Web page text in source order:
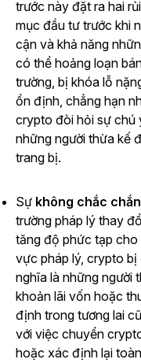
trước này đặt ra hai
mục đầu tư trước khi
cận và khả năng
có thể hoảng loạn
trường, bị khóa lỗ
ổn định, chẳng hạn
crypto đòi hỏi sự chú
những người thừa kế
trang bị.
Sự không chắc
trường pháp lý thay
tăng độ phức tạp
vực pháp lý, crypto bị
nghĩa là những người
khoản lãi vốn hoặc
định trong tương lai
với việc chuyển
hoặc xác định lại